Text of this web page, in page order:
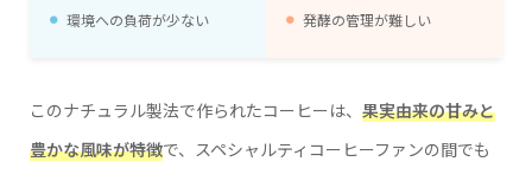
環境への負荷が少ない
発酵の管理が難しい
このナチュラル製法で作られたコーヒーは、 果実由来の甘みと
豊かな風味が特徴で、スペシャルティコーヒーファンの間でも